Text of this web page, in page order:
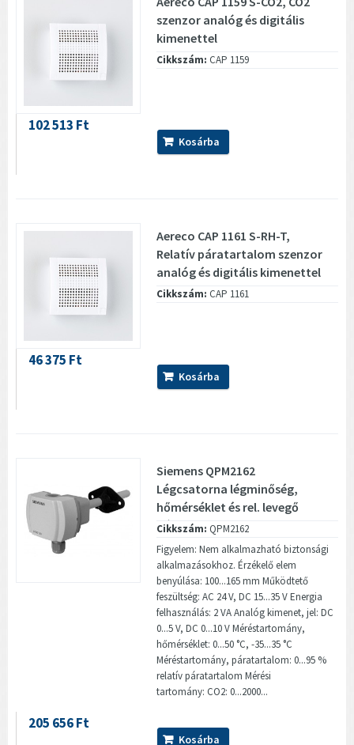
szenzor analóg és digitális
kimenettel
Cikkszám: CAP 1159
102 513 Ft
Kosárba
Aereco CAP 1161 S-RH-T,
Relatív páratartalom szenzor
analóg és digitális kimenettel
Cikkszám: CAP 1161
46 375 Ft
Kosárba
Siemens QPM2162
Légcsatorna légminőség,
hőmérséklet és rel. levegő
páratartalom...
Cikkszám: QPM2162
Figyelem: Nem alkalmazható biztonsági
alkalmazásokhoz. Érzékelő elem
benyúlása: 100...165 mm Működtető
feszültség: AC 24 V, DC 15...35 V Energia
felhasználás: 2 VA Analóg kimenet, jel: DC
0...5 V, DC 0...10 V Méréstartomány,
hőmérséklet: 0...50 °C, -35...35 °C
Méréstartomány, páratartalom: 0...95 %
relatív páratartalom Mérési
tartomány: CO2: 0...2000...
205 656 Ft
Kosárba